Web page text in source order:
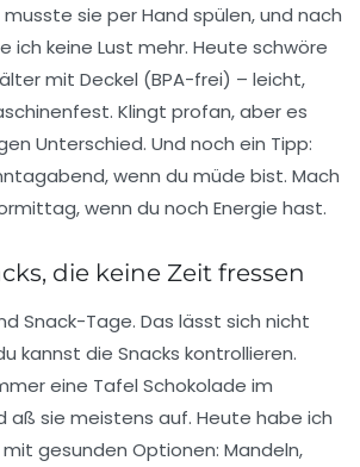
sie per Hand spülen, und nach
ich keine Lust mehr. Heute schwöre
mit Deckel (BPA-frei) – leicht,
Klingt profan, aber es
Unterschied. Und noch ein Tipp:
wenn du müde bist. Mach
wenn du noch Energie hast.
die keine Zeit fressen
Snack-Tage. Das lässt sich nicht
kannst die Snacks kontrollieren.
eine Tafel Schokolade im
aß sie meistens auf. Heute habe ich
mit gesunden Optionen: Mandeln,